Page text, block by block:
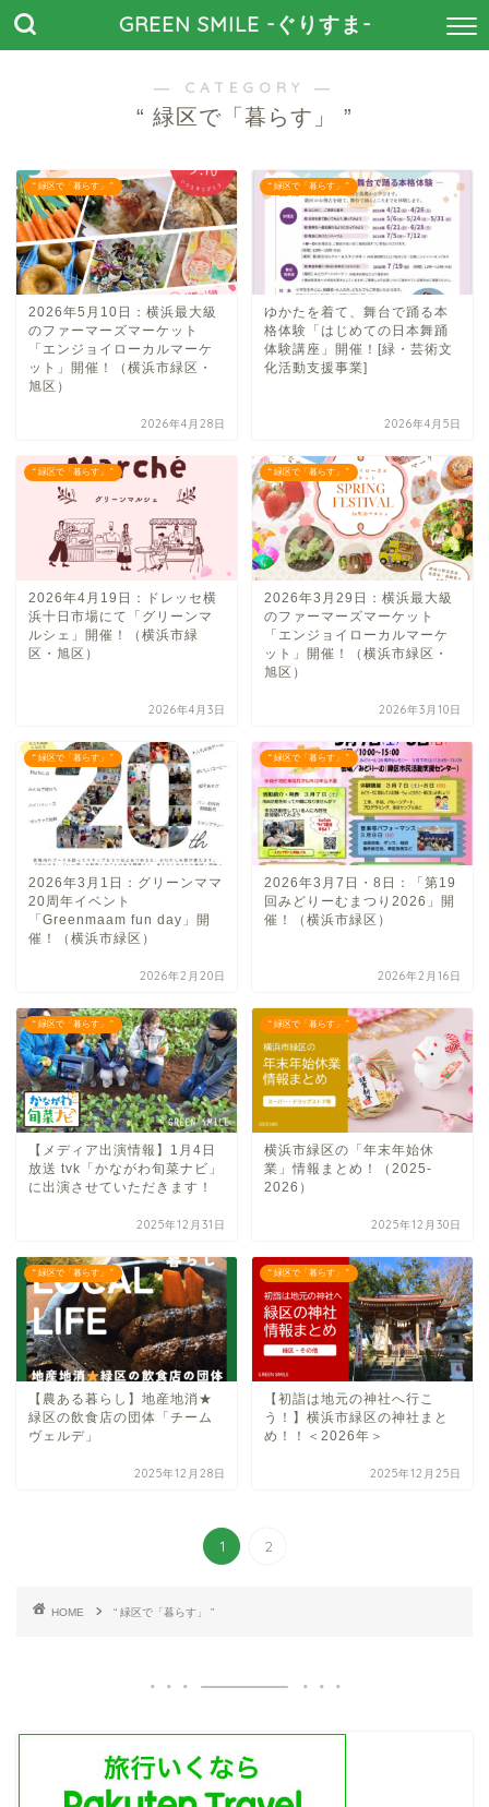
GREEN SMILE -ぐりすま-
― CATEGORY ―
“ 緑区で「暮らす」 ”
“ 緑区で「暮らす」 ”
2026年5月10日：横浜最大級
のファーマーズマーケット
「エンジョイローカルマーケ
ット」開催！（横浜市緑区・
旭区）
2026年4月28日
“ 緑区で「暮らす」 ”
ゆかたを着て、舞台で踊る本
格体験「はじめての日本舞踊
体験講座」開催！[緑・芸術文
化活動支援事業]
2026年4月5日
“ 緑区で「暮らす」 ”
2026年4月19日：ドレッセ横
浜十日市場にて「グリーンマ
ルシェ」開催！（横浜市緑
区・旭区）
2026年4月3日
“ 緑区で「暮らす」 ”
2026年3月29日：横浜最大級
のファーマーズマーケット
「エンジョイローカルマーケ
ット」開催！（横浜市緑区・
旭区）
2026年3月10日
“ 緑区で「暮らす」 ”
2026年3月1日：グリーンママ
20周年イベント
「Greenmaam fun day」開
催！（横浜市緑区）
2026年2月20日
“ 緑区で「暮らす」 ”
2026年3月7日・8日：「第19
回みどりーむまつり2026」開
催！（横浜市緑区）
2026年2月16日
“ 緑区で「暮らす」 ”
【メディア出演情報】1月4日
放送 tvk「かながわ旬菜ナビ」
に出演させていただきます！
2025年12月31日
“ 緑区で「暮らす」 ”
横浜市緑区の「年末年始休
業」情報まとめ！（2025-
2026）
2025年12月30日
“ 緑区で「暮らす」 ”
【農ある暮らし】地産地消★
緑区の飲食店の団体「チーム
ヴェルデ」
2025年12月28日
“ 緑区で「暮らす」 ”
【初詣は地元の神社へ行こ
う！】横浜市緑区の神社まと
め！！＜2026年＞
2025年12月25日
1 2
HOME “ 緑区で「暮らす」 ”